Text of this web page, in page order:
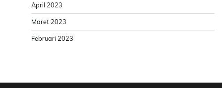
April 2023
Maret 2023
Februari 2023